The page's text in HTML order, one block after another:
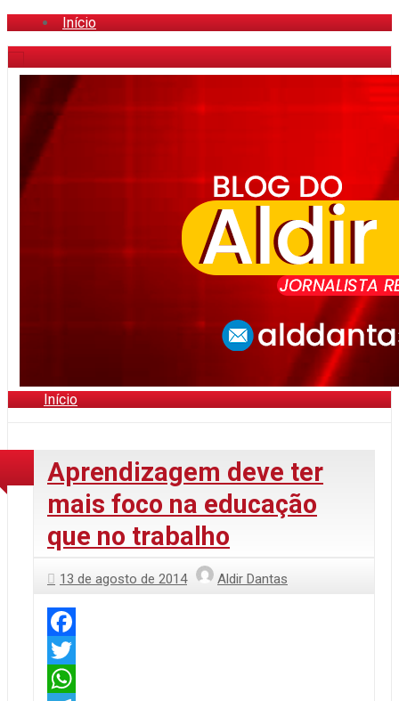
Início
Início
Aprendizagem deve ter
mais foco na educação
que no trabalho
13 de agosto de 2014 Aldir Dantas
Facebook
Twitter